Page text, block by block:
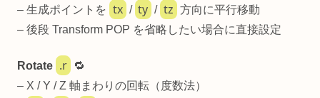
– 生成ポイントを tx / ty / tz 方向に平行移動
– 後段 Transform POP を省略したい場合に直接設定
Rotate .r
🔁
– X / Y / Z 軸まわりの回転（度数法）